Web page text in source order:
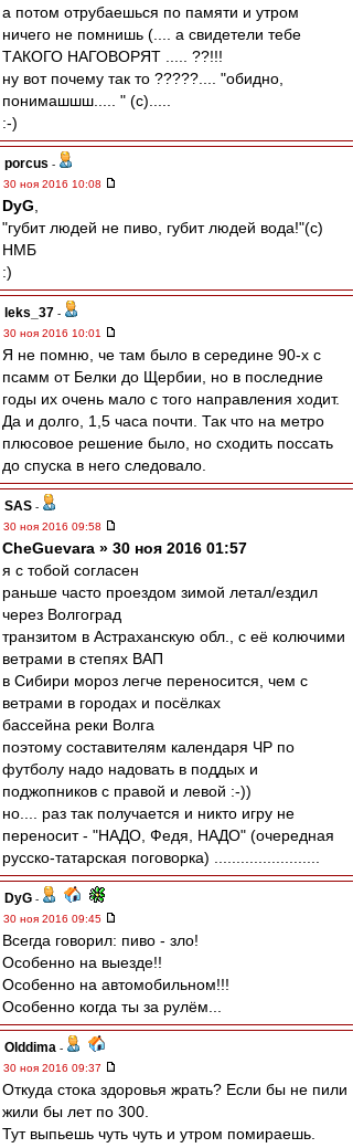
а потом отрубаешься по памяти и утром
ничего не помнишь (.... а свидетели тебе
ТАКОГО НАГОВОРЯТ ..... ??!!!
ну вот почему так то ?????.... "обидно,
понимашшш..... " (c).....
:-)
porcus -
30 ноя 2016 10:08
DyG
"губит людей не пиво, губит людей вода!"(с)
НМБ
:)
leks_37 -
30 ноя 2016 10:01
Я не помню, че там было в середине 90-х с
псамм от Белки до Щербии, но в последние
годы их очень мало с того направления ходит.
Да и долго, 1,5 часа почти. Так что на метро
плюсовое решение было, но сходить поссать
до спуска в него следовало.
SAS -
30 ноя 2016 09:58
CheGuevara » 30 ноя 2016 01:57
я с тобой согласен
раньше часто проездом зимой летал/ездил
через Волгоград
транзитом в Астраханскую обл., с её колючими
ветрами в степях ВАП
в Сибири мороз легче переносится, чем с
ветрами в городах и посёлках
бассейна реки Волга
поэтому составителям календаря ЧР по
футболу надо надовать в поддых и
поджопников с правой и левой :-))
но.... раз так получается и никто игру не
переносит - "НАДО, Федя, НАДО" (очередная
русско-татарская поговорка) ........................
DyG -
30 ноя 2016 09:45
Всегда говорил: пиво - зло!
Особенно на выезде!!
Особенно на автомобильном!!!
Особенно когда ты за рулём...
Olddima -
30 ноя 2016 09:37
Откуда стока здоровья жрать? Если бы не пили
жили бы лет по 300.
Тут выпьешь чуть чуть и утром помираешь.